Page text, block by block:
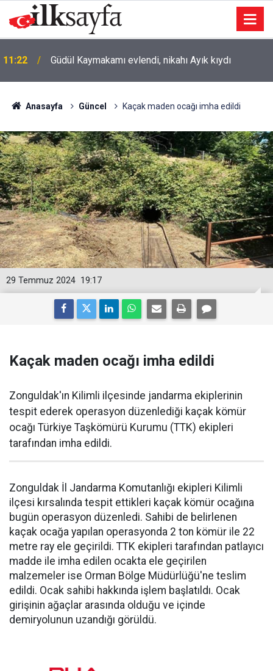
11:22 Güdül Kaymakamı evlendi, nikahı Ayık kıydı
Anasayfa Güncel Kaçak maden ocağı imha edildi
19:17
29 Temmuz 2024
Kaçak maden ocağı imha edildi
Zonguldak'ın Kilimli ilçesinde jandarma ekiplerinin
tespit ederek operasyon düzenlediği kaçak kömür
ocağı Türkiye Taşkömürü Kurumu (TTK) ekipleri
tarafından imha edildi.
Zonguldak İl Jandarma Komutanlığı ekipleri Kilimli
ilçesi kırsalında tespit ettikleri kaçak kömür ocağına
bugün operasyon düzenledi. Sahibi de belirlenen
kaçak ocağa yapılan operasyonda 2 ton kömür ile 22
metre ray ele geçirildi. TTK ekipleri tarafından patlayıcı
madde ile imha edilen ocakta ele geçirilen
malzemeler ise Orman Bölge Müdürlüğü'ne teslim
edildi. Ocak sahibi hakkında işlem başlatıldı. Ocak
girişinin ağaçlar arasında olduğu ve içinde
demiryolunun uzandığı görüldü.